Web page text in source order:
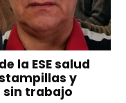
la ESE salud
y
sin trabajo